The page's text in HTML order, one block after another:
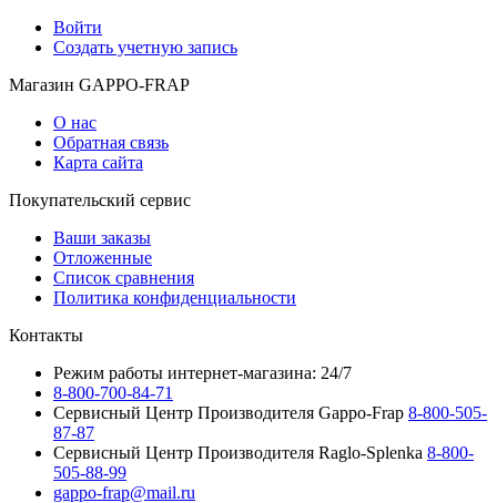
Войти
Создать учетную запись
Магазин GAPPO-FRAP
О нас
Обратная связь
Карта сайта
Покупательский сервис
Ваши заказы
Отложенные
Список сравнения
Политика конфиденциальности
Контакты
Режим работы интернет-магазина: 24/7
8-800-700-84-71
Сервисный Центр Производителя Gappo-Frap 8-800-505-
87-87
Сервисный Центр Производителя Raglo-Splenka 8-800-
505-88-99
gappo-frap@mail.ru